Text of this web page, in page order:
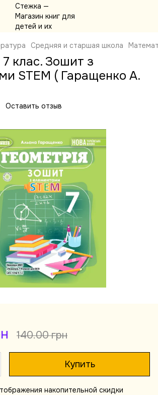
Средняя и старшая школа
7 клас. Зошит з
STEM ( Гаращенко А.
Оставить отзыв
140.00 грн
Купить
накопительной скидки